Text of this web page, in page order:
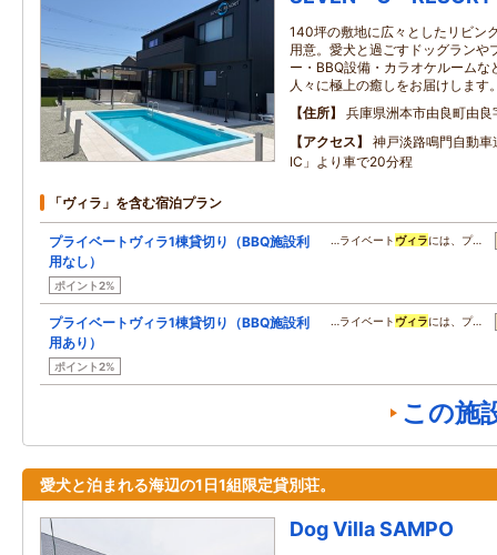
140坪の敷地に広々としたリビン
用意。愛犬と過ごすドッグランや
ー・BBQ設備・カラオケルームな
人々に極上の癒しをお届けします
住所
兵庫県洲本市由良町由良
アクセス
神戸淡路鳴門自動
IC」より車で20分程
「ヴィラ」を含む宿泊プラン
プライベートヴィラ1棟貸切り（BBQ施設利
用なし）
ポイント2%
…ライベート ヴィラには、プ…
プライベートヴィラ1棟貸切り（BBQ施設利
用あり）
ポイント2%
…ライベート ヴィラには、プ…
この施
愛犬と泊まれる海辺の1日1組限定貸別荘。
Dog Villa SAMPO